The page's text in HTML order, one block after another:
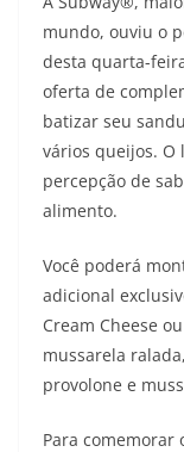
mundo, ouviu o
desta quarta-
oferta de
batizar seu
vários queijos. O
percepção de
alimento.
Você poderá
adicional
Cream Cheese
mussarela
provolone e
Para comemorar